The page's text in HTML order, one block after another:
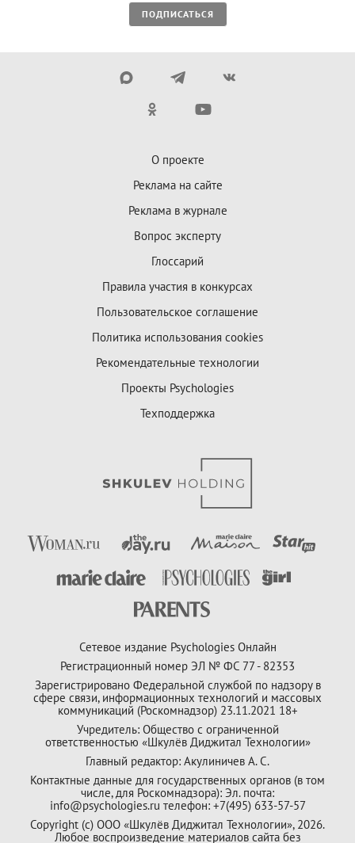
ПОДПИСАТЬСЯ
О проекте
Реклама на сайте
Реклама в журнале
Вопрос эксперту
Глоссарий
Правила участия в конкурсах
Пользовательское соглашение
Политика использования cookies
Рекомендательные технологии
Проекты Psychologies
Техподдержка
Сетевое издание Psychologies Онлайн
Регистрационный номер ЭЛ № ФС 77 - 82353
Зарегистрировано Федеральной службой по надзору в
сфере связи, информационных технологий и массовых
коммуникаций (Роскомнадзор) 23.11.2021 18+
Учредитель: Общество с ограниченной
ответственностью «Шкулёв Диджитал Технологии»
Главный редактор: Акулиничев А. С.
Контактные данные для государственных органов (в том
числе, для Роскомнадзора): Эл. почта:
info@psychologies.ru телефон: +7(495) 633-57-57
Copyright (с) ООО «Шкулёв Диджитал Технологии», 2026.
Любое воспроизведение материалов сайта без